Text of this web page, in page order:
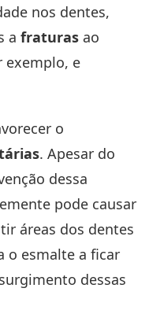
nos dentes,
a fraturas ao
exemplo, e
o
. Apesar do
dessa
pode causar
áreas dos dentes
o esmalte a ficar
dessas